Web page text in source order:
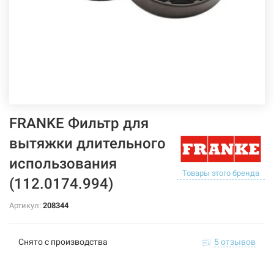
FRANKE Фильтр для
вытяжки длительного
использования
(112.0174.994)
Товары этого бренда
Артикул: 208344
Снято с производства
5 отзывов